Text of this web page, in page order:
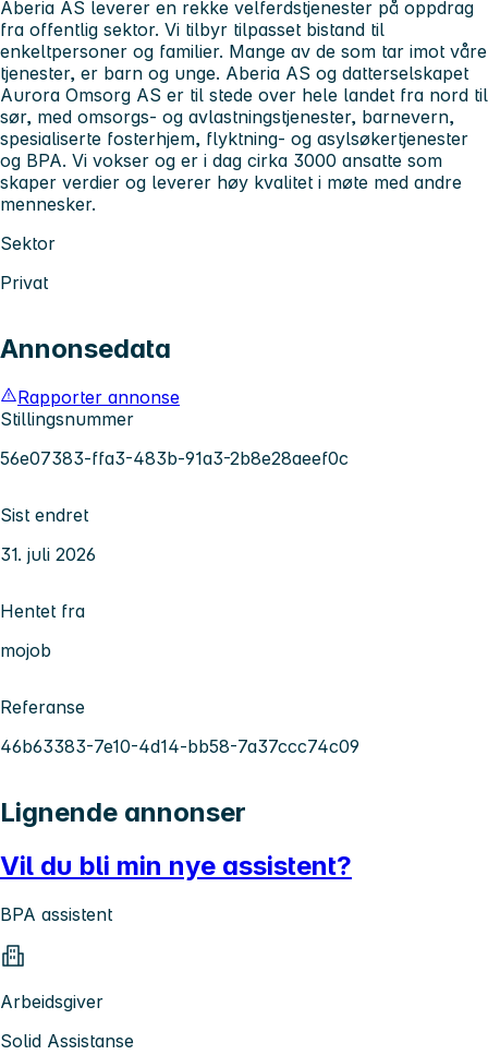
Aberia AS leverer en rekke velferdstjenester på oppdrag
fra offentlig sektor. Vi tilbyr tilpasset bistand til
enkeltpersoner og familier. Mange av de som tar imot våre
tjenester, er barn og unge. Aberia AS og datterselskapet
Aurora Omsorg AS er til stede over hele landet fra nord til
sør, med omsorgs- og avlastningstjenester, barnevern,
spesialiserte fosterhjem, flyktning- og asylsøkertjenester
og BPA. Vi vokser og er i dag cirka 3000 ansatte som
skaper verdier og leverer høy kvalitet i møte med andre
mennesker.
Sektor
Privat
Annonsedata
Rapporter annonse
Stillingsnummer
56e07383-ffa3-483b-91a3-2b8e28aeef0c
Sist endret
31. juli 2026
Hentet fra
mojob
Referanse
46b63383-7e10-4d14-bb58-7a37ccc74c09
Lignende annonser
Vil du bli min nye assistent?
BPA assistent
Arbeidsgiver
Solid Assistanse